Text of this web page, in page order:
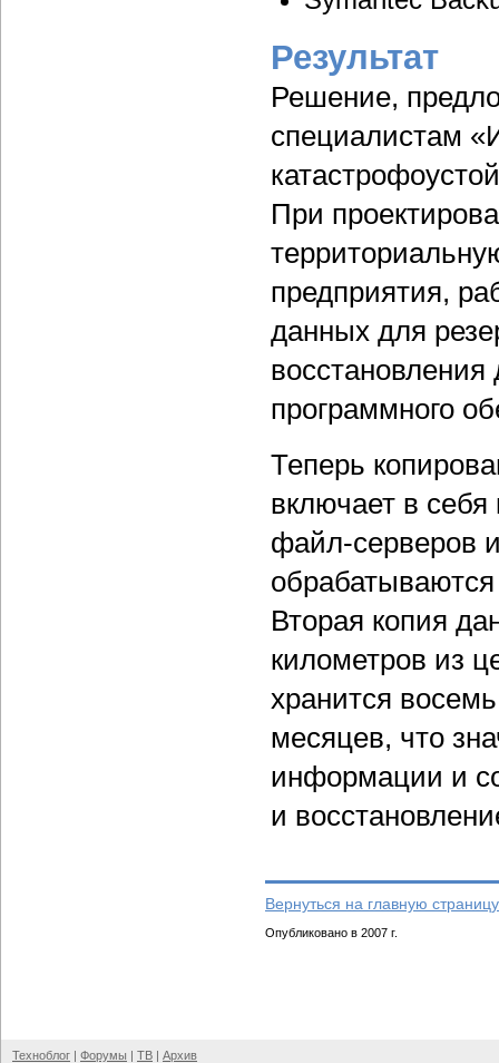
Результат
Решение,
специалистам
При
предприятия,
данных для
восстановления
программного
Теперь
включает в
файл-серверов
Вторая копия
километров из
хранится
месяцев, что
информации и
и
Вернуться на главную
Опубликовано в 2007 г.
Техноблог | Форумы | ТВ | Архив